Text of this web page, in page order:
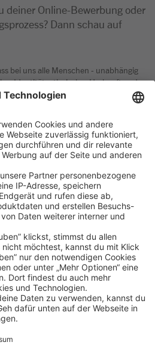
deiner Online-Bewerbung oder
Dann schau auf
bei uns alle Menschen - unabhängig
Identität, ethnischer Herkunft und
Weltanschauung,
Alter sowie sexueller
Jobs zu sehen.
Privatsphäre-Einstellungen